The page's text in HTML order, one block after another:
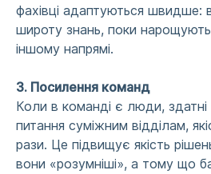
фахівці адаптуються швидше:
широту знань, поки
іншому напрямі.
3. Посилення команд
Коли в команді є люди, здатні
питання суміжним відділам,
рази. Це підвищує якість
вони «розумніші», а тому що